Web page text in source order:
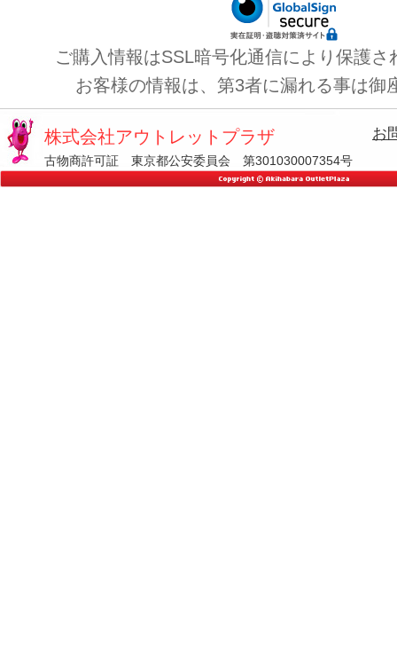
ご購入情報はSSL暗号化通信により保護さ
お客様の情報は、第3者に漏れる事は御
株式会社アウトレットプラザ
古物商許可証 東京都公安委員会 第301030007354号
お